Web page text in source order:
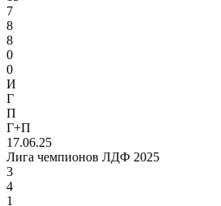
7
8
8
0
0
И
Г
П
Г+П
17.06.25
Лига чемпионов ЛДФ 2025
3
4
1